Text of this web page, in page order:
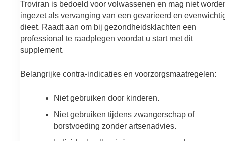
Troviran is bedoeld voor volwassenen en mag niet
ingezet als vervanging van een gevarieerd en
dieet. Raadt aan om bij gezondheidsklachten een
professional te raadplegen voordat u start met dit
supplement.
Belangrijke contra-indicaties en voorzorgsmaatregelen:
Niet gebruiken door kinderen.
Niet gebruiken tijdens zwangerschap of
borstvoeding zonder artsenadvies.